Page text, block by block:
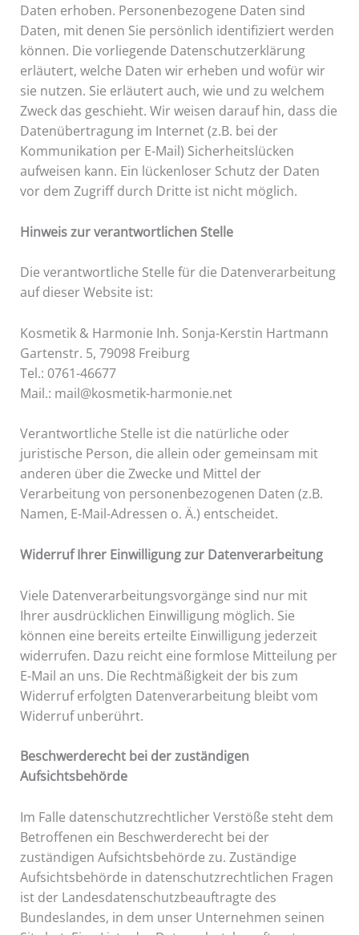
Daten erhoben. Personenbezogene Daten sind
Daten, mit denen Sie persönlich identifiziert werden
können. Die vorliegende Datenschutzerklärung
erläutert, welche Daten wir erheben und wofür wir
sie nutzen. Sie erläutert auch, wie und zu welchem
Zweck das geschieht. Wir weisen darauf hin, dass die
Datenübertragung im Internet (z.B. bei der
Kommunikation per E-Mail) Sicherheitslücken
aufweisen kann. Ein lückenloser Schutz der Daten
vor dem Zugriff durch Dritte ist nicht möglich.
Hinweis zur verantwortlichen Stelle
Die verantwortliche Stelle für die Datenverarbeitung
auf dieser Website ist:
Kosmetik & Harmonie Inh. Sonja-Kerstin Hartmann
Gartenstr. 5, 79098 Freiburg
Tel.: 0761-46677
Mail.: mail@kosmetik-harmonie.net
Verantwortliche Stelle ist die natürliche oder
juristische Person, die allein oder gemeinsam mit
anderen über die Zwecke und Mittel der
Verarbeitung von personenbezogenen Daten (z.B.
Namen, E-Mail-Adressen o. Ä.) entscheidet.
Widerruf Ihrer Einwilligung zur Datenverarbeitung
Viele Datenverarbeitungsvorgänge sind nur mit
Ihrer ausdrücklichen Einwilligung möglich. Sie
können eine bereits erteilte Einwilligung jederzeit
widerrufen. Dazu reicht eine formlose Mitteilung per
E-Mail an uns. Die Rechtmäßigkeit der bis zum
Widerruf erfolgten Datenverarbeitung bleibt vom
Widerruf unberührt.
Beschwerderecht bei der zuständigen
Aufsichtsbehörde
Im Falle datenschutzrechtlicher Verstöße steht dem
Betroffenen ein Beschwerderecht bei der
zuständigen Aufsichtsbehörde zu. Zuständige
Aufsichtsbehörde in datenschutzrechtlichen Fragen
ist der Landesdatenschutzbeauftragte des
Bundeslandes, in dem unser Unternehmen seinen